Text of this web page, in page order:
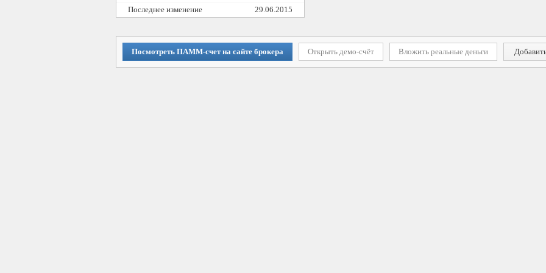
Последнее изменение
29.06.2015
Посмотреть ПАММ-счет на сайте брокера Открыть демо-счёт Вложить реальные деньги